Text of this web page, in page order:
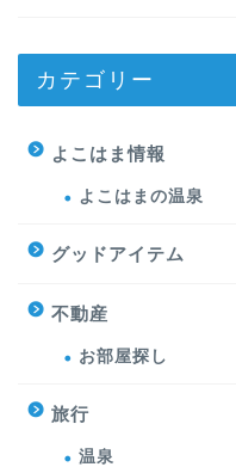
カテゴリー
よこはま情報
よこはまの温泉
グッドアイテム
不動産
お部屋探し
旅行
温泉